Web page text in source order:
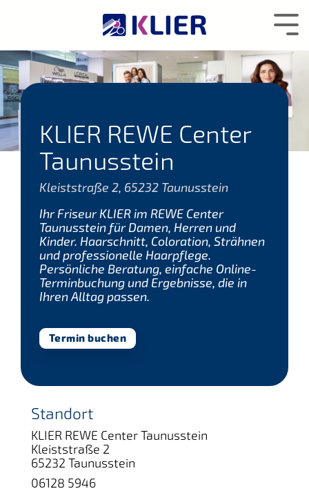
KLIER REWE Center
Taunusstein
Kleiststraße 2, 65232 Taunusstein
Ihr Friseur KLIER im REWE Center
Taunusstein für Damen, Herren und
Kinder. Haarschnitt, Coloration, Strähnen
und professionelle Haarpflege.
Persönliche Beratung, einfache Online-
Terminbuchung und Ergebnisse, die in
Ihren Alltag passen.
Termin buchen
Standort
KLIER REWE Center Taunusstein
Kleiststraße 2
65232 Taunusstein
06128 5946